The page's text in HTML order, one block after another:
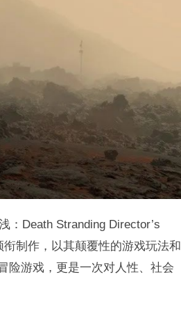
：Death Stranding Director’s
制作，以其颠覆性的游戏玩法和
险游戏，更是一次对人性、社会